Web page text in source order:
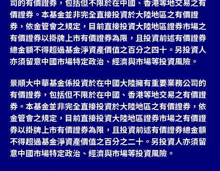
司的有價證券，包括但不限於在中國、香港等地交易之有
價證券。本基金並非完全直接投資於大陸地區之有價證
券，依金管會之規定，目前直接投資大陸地區證券市場之
有價證券以掛牌上市有價證券為限，且投資前述有價證券
總金額不得超過基金淨資產價值之百分之四十。另投資人
亦須留意中國市場特定政治、經濟與市場等投資風險。
景順大中華基金係投資於在中國大陸擁有重要業務公司的
有價證券，包括但不限於在中國、香港等地交易之有價證
券。本基金並非完全直接投資於大陸地區之有價證券，依
金管會之規定，目前直接投資大陸地區證券市場之有價證
券以掛牌上市有價證券為限，且投資前述有價證券總金額
不得超過基金淨資產價值之百分之二十。另投資人亦須留
意中國市場特定政治、經濟與市場等投資風險。